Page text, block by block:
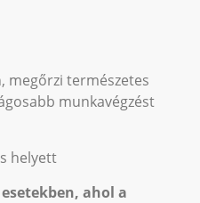
megőrzi természetes
munkavégzést
helyett
ahol a